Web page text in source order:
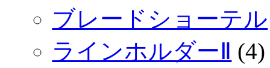
ブレードショーテル
ラインホルダーⅡ (4)